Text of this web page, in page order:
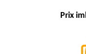
Prix